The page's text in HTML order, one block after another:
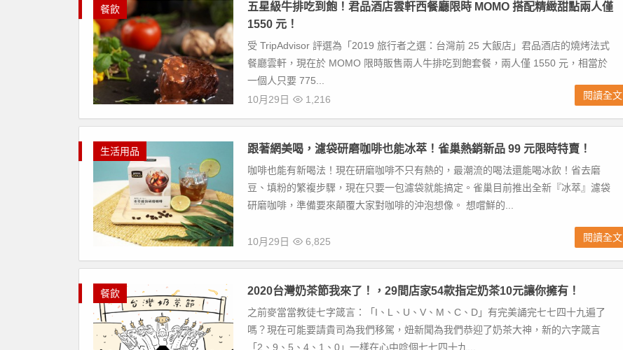
餐飲
五星級牛排吃到飽！君品酒店雲軒西餐廳限時 MOMO 搭配精緻甜點兩人僅
1550 元！
受 TripAdvisor 評選為「2019 旅行者之選：台灣前 25 大飯店」君品酒店的燒烤法式
餐廳雲軒，現在於 MOMO 限時販售兩人牛排吃到飽套餐，兩人僅 1550 元，相當於
一個人只要 775...
10月29日
1,216 閱讀全文
生活用品 跟著網美喝，濾袋研磨咖啡也能冰萃！雀巢熱銷新品 99 元限時特賣！
咖啡也能有新喝法！現在研磨咖啡不只有熱的，最潮流的喝法還能喝冰飲！省去磨
豆、填粉的繁複步驟，現在只要一包濾袋就能搞定。雀巢目前推出全新『冰萃』濾袋
研磨咖啡，準備要來顛覆大家對咖啡的沖泡想像。 想嚐鮮的...
10月29日 6,825 閱讀全文
餐飲 2020台灣奶茶節我來了！，29間店家54款指定奶茶10元讓你擁有！
之前麥當當教徒七字箴言：「I、L、U、V、M、C、D」有完美誦完七七四十九遍了
嗎？現在可能要請貴司為我們移駕，妞新聞為我們恭迎了奶茶大神，新的六字箴言
「2、9、5、4、1、0」一樣在心中唸個七七四十九...